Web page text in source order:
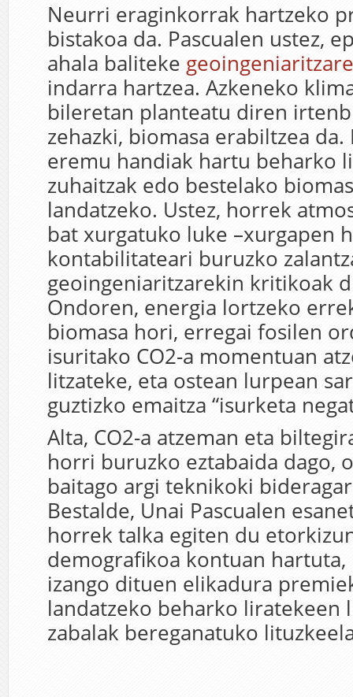
Neurri eraginkorrak hartzeko
bistakoa da. Pascualen ustez,
ahala baliteke
indarra hartzea. Azkeneko
bileretan planteatu diren
zehazki, biomasa erabiltzea
eremu handiak hartu beharko
zuhaitzak edo bestelako
landatzeko. Ustez, horrek
bat xurgatuko luke –xurgapen
kontabilitateari buruzko
geoingeniaritzarekin kritikoak
Ondoren, energia lortzeko
biomasa hori, erregai fosilen
isuritako CO2-a momentuan
litzateke, eta ostean lurpean
guztizko emaitza “isurketa
Alta, CO2-a atzeman eta
horri buruzko eztabaida dago,
baitago argi teknikoki
Bestalde, Unai Pascualen
horrek talka egiten du
demografikoa kontuan
izango dituen elikadura
landatzeko beharko liratekeen
zabalak bereganatuko